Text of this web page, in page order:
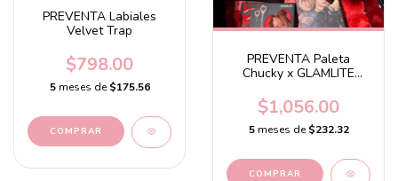
PREVENTA Labiales
Velvet Trap
$798.00
5 meses de$175.56
COMPRAR
PREVENTA Paleta
Chucky x GLAMLITE
$1,056.00
5 meses de$232.32